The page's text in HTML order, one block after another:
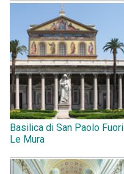
Basilica di San Paolo Fuori
Le Mura